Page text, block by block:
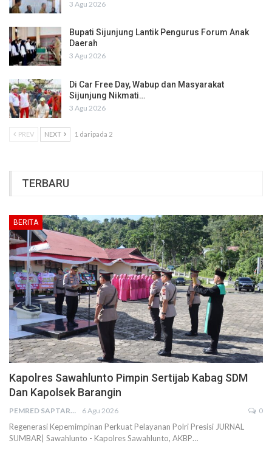
3 Agu 2026
Bupati Sijunjung Lantik Pengurus Forum Anak
Daerah
3 Agu 2026
Di Car Free Day, Wabup dan Masyarakat
Sijunjung Nikmati…
3 Agu 2026
PREV NEXT 1 daripada 2
TERBARU
BERITA
Kapolres Sawahlunto Pimpin Sertijab Kabag SDM
Dan Kapolsek Barangin
PEMRED SAPTARIUS 6 Agu 2026 0
Regenerasi Kepemimpinan Perkuat Pelayanan Polri Presisi JURNAL
SUMBAR| Sawahlunto - Kapolres Sawahlunto, AKBP…